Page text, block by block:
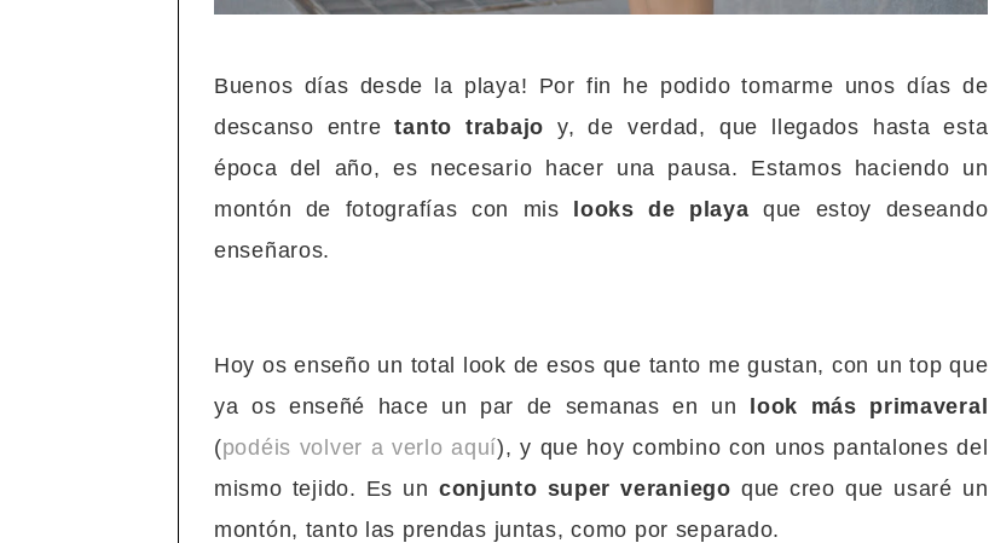
Buenos días desde la playa! Por fin he podido tomarme unos días de
descanso entretanto trabajo y, de verdad, que llegados hasta esta
época del año, es necesario hacer una pausa. Estamos haciendo un
montón de fotografías con mis looks de playa que estoy deseando
enseñaros.
Hoy os enseño un total look de esos que tanto me gustan, con un top que
ya os enseñé hace un par de semanas en un look más primaveral
(podéis volver a verlo aquí), y que hoy combino con unos pantalones del
mismo tejido. Es un conjunto super veraniego que creo que usaré un
montón, tanto las prendas juntas, como por separado.